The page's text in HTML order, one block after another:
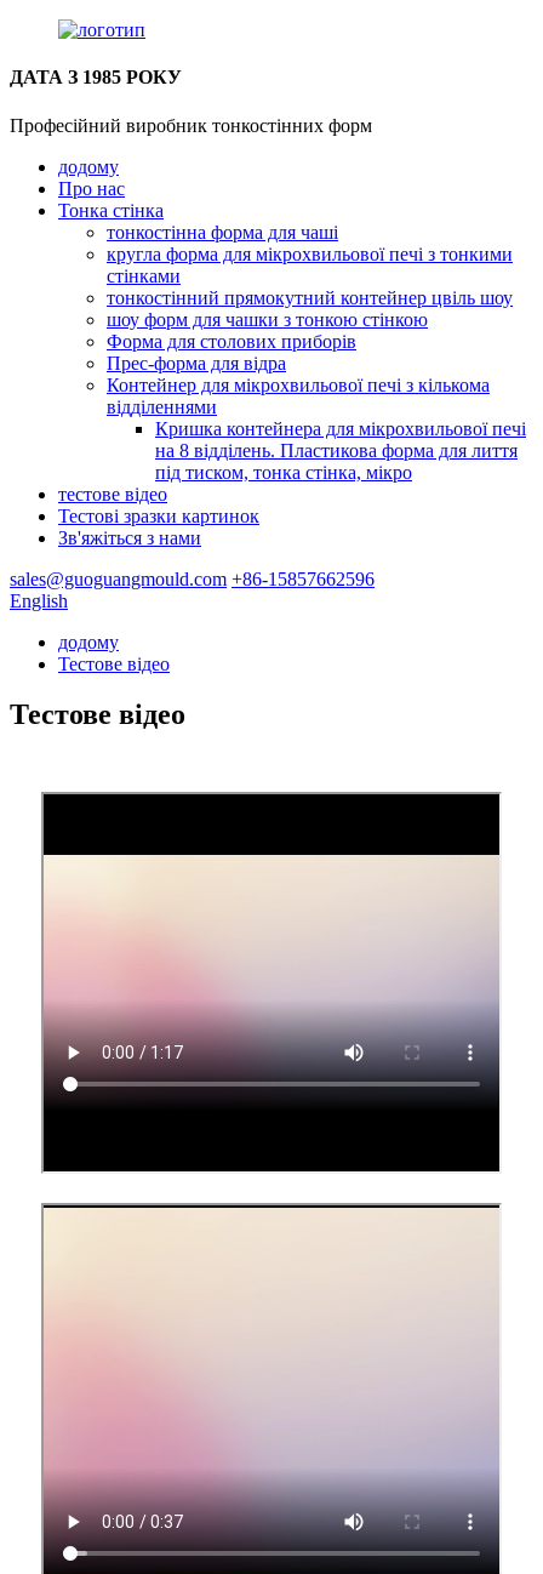
ДАТА З 1985 РОКУ
Професійний виробник тонкостінних форм
додому
Про нас
Тонка стінка
тонкостінна форма для чаші
кругла форма для мікрохвильової печі з тонкими
стінками
тонкостінний прямокутний контейнер цвіль шоу
шоу форм для чашки з тонкою стінкою
Форма для столових приборів
Прес-форма для відра
Контейнер для мікрохвильової печі з кількома
відділеннями
Кришка контейнера для мікрохвильової печі
на 8 відділень. Пластикова форма для лиття
під тиском, тонка стінка, мікро
тестове відео
Тестові зразки картинок
Зв'яжіться з нами
sales@guoguangmould.com +86-15857662596
English
додому
Тестове відео
Тестове відео